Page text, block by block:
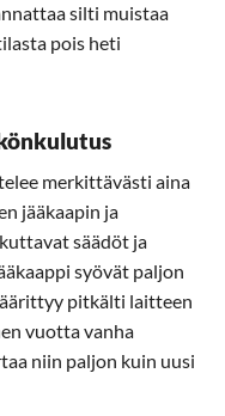
silti muistaa
pois heti
merkittävästi aina
jääkaapin ja
säädöt ja
syövät paljon
pitkälti laitteen
vuotta vanha
niin paljon kuin uusi